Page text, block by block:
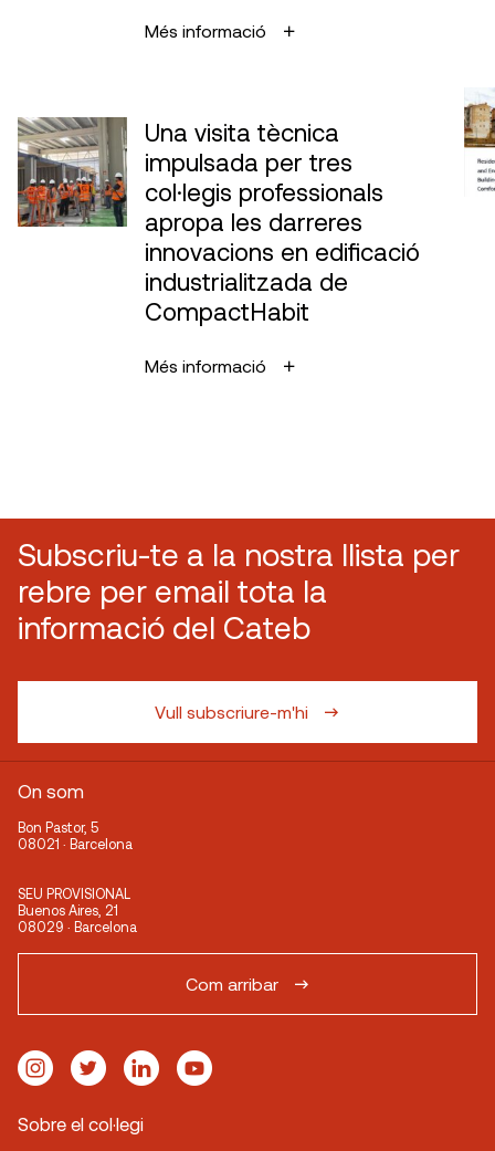
Més informació
Una visita tècnica
impulsada per tres
col·legis professionals
apropa les darreres
innovacions en edificació
industrialitzada de
CompactHabit
Més informació
Subscriu-te a la nostra llista per
rebre per email tota la
informació del Cateb
Vull subscriure-m'hi
On som
Bon Pastor, 5
08021 · Barcelona
SEU PROVISIONAL
Buenos Aires, 21
08029 · Barcelona
Com arribar
Sobre el col·legi